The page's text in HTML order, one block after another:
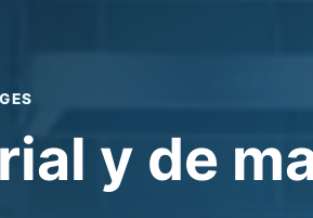
y de